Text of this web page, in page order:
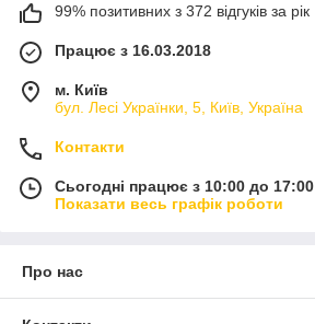
99% позитивних з 372 відгуків за рік
Працює з 16.03.2018
м. Київ
бул. Лесі Українки, 5, Київ, Україна
Контакти
Сьогодні працює з 10:00 до 17:00
Показати весь графік роботи
Про нас